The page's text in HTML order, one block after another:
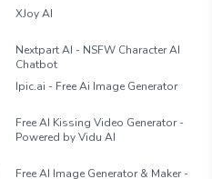
XJoy AI
Nextpart AI - NSFW Character AI
Chatbot
Ipic.ai - Free Ai Image Generator
Free AI Kissing Video Generator -
Powered by Vidu AI
Free AI Image Generator & Maker -